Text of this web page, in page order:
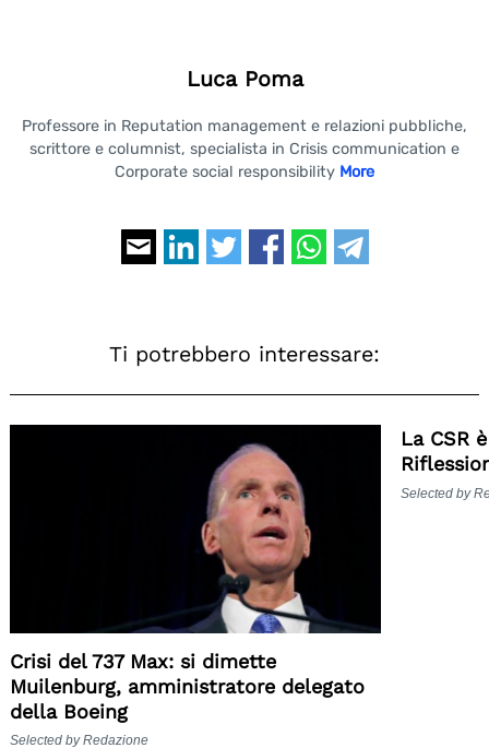
Luca Poma
Professore in Reputation management e relazioni pubbliche,
scrittore e columnist, specialista in Crisis communication e
Corporate social responsibility More
Ti potrebbero interessare:
Crisi del 737 Max: si dimette
Muilenburg, amministratore delegato
della Boeing
Selected by Redazione
La CSR
Selected by